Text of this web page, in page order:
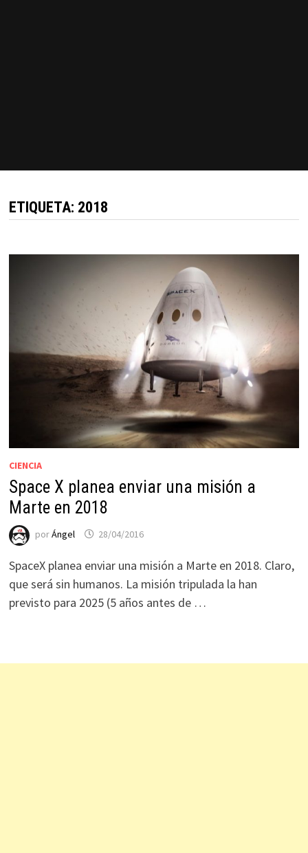
ETIQUETA: 2018
CIENCIA
Space X planea enviar una misión a
Marte en 2018
porÁngel 28/04/2016
SpaceX planea enviar una misión a Marte en 2018. Claro,
que será sin humanos. La misión tripulada la han
previsto para 2025 (5 años antes de …